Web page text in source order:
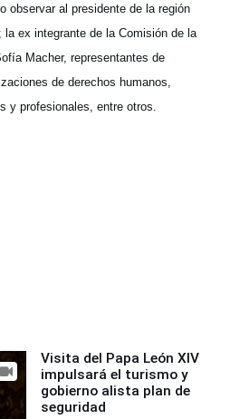
observar al presidente de la región
la ex integrante de la Comisión de la
Macher, representantes de
de derechos humanos,
y profesionales, entre otros.
Visita del Papa León XIV
impulsará el turismo y
gobierno alista plan de
seguridad